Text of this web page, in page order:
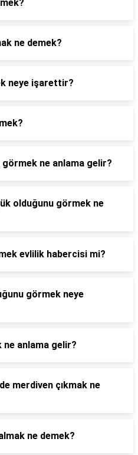
ne demek?
neye işarettir?
görmek ne anlama gelir?
olduğunu görmek ne
evlilik habercisi mi?
görmek neye
ne anlama gelir?
merdiven çıkmak ne
ne demek?